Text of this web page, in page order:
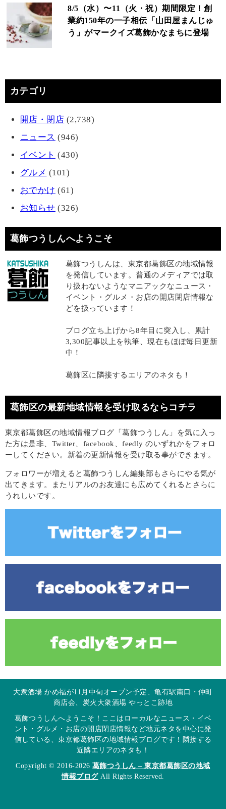
8/5（水）〜11（火・祝）期間限定！創
業約150年の一子相伝「山田屋まんじゅ
う」がマークイズ葛飾かなまちに登場
カテゴリ
開店・閉店 (2,738)
ニュース (946)
イベント (430)
グルメ (101)
おでかけ (61)
お知らせ (326)
葛飾つうしんへようこそ
葛飾つうしんは、東京都葛飾区の地域情報
を発信しています。普通のメディアでは取
り扱わないようなマニアックなニュース・
イベント・グルメ・お店の開店閉店情報な
どを扱っています！
ブログ立ち上げから8年目に突入し、累計
3,300記事以上を執筆、現在もほぼ毎日更新
中！
葛飾区に隣接するエリアのネタも！
葛飾区の最新地域情報を受け取るならコチラ
東京都葛飾区の地域情報ブログ「葛飾つうしん」を気に入っ
た方は是非、Twitter、facebook、feedly のいずれかをフォロ
ーしてください。新着の更新情報を受け取る事ができます。
フォロワーが増えると葛飾つうしん編集部もさらにやる気が
出てきます。またリアルのお友達にも広めてくれるとさらに
うれしいです。
大衆酒場 かめ福が11月中旬オープン予定、亀有駅南口・仲町
商店会、炭火大衆酒場 やっとこ跡地
葛飾つうしんへようこそ！ここはローカルなニュース・イベ
ント・グルメ・お店の開店閉店情報など地元ネタを中心に発
信している、東京都葛飾区の地域情報ブログです！隣接する
近隣エリアのネタも！
Copyright © 2016-2026 葛飾つうしん – 東京都葛飾区の地域
情報ブログAll Rights Reserved.